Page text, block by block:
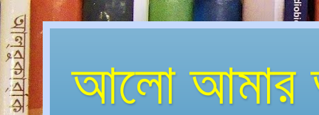
আলো আমার